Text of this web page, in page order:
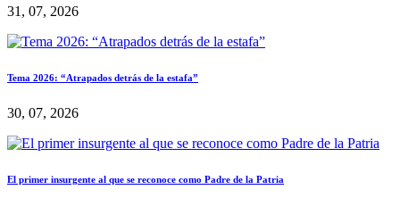
31, 07, 2026
Tema 2026: “Atrapados detrás de la estafa”
30, 07, 2026
El primer insurgente al que se reconoce como Padre de la Patria